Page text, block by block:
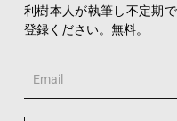
利樹本人が執筆し不定期
登録ください。無料。
Email